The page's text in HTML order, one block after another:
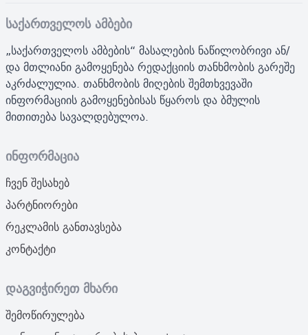
საქართველოს ამბები
„საქართველოს ამბების“ მასალების ნაწილობრივი ან/
და მთლიანი გამოყენება რედაქციის თანხმობის გარეშე
აკრძალულია. თანხმობის მიღების შემთხვევაში
ინფორმაციის გამოყენებისას წყაროს და ბმულის
მითითება სავალდებულოა.
ინფორმაცია
ჩვენ შესახებ
პარტნიორები
რეკლამის განთავსება
კონტაქტი
დაგვიჭირეთ მხარი
შემოწირულება